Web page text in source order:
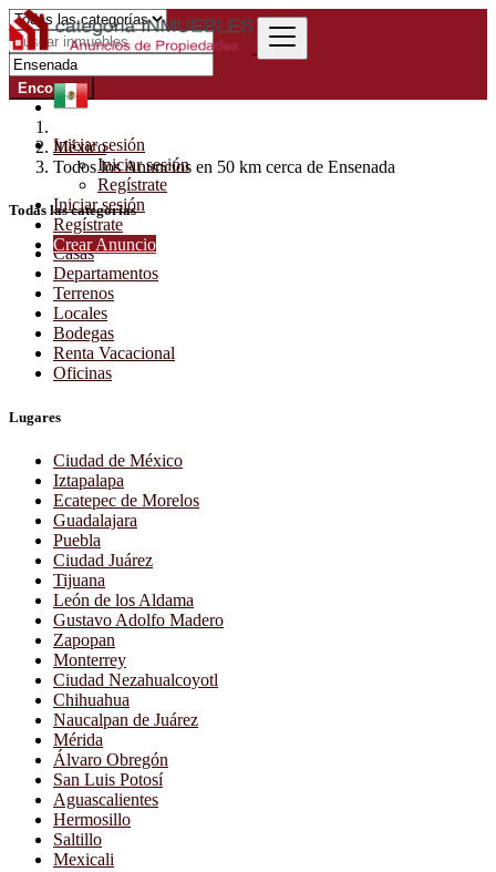
Iniciar sesión
Iniciar sesión
Regístrate
Iniciar sesión
Regístrate
Crear Anuncio
Encontrar
México
Todos los Anuncios en 50 km cerca de Ensenada
Todas las categorías
Casas
Departamentos
Terrenos
Locales
Bodegas
Renta Vacacional
Oficinas
Lugares
Ciudad de México
Iztapalapa
Ecatepec de Morelos
Guadalajara
Puebla
Ciudad Juárez
Tijuana
León de los Aldama
Gustavo Adolfo Madero
Zapopan
Monterrey
Ciudad Nezahualcoyotl
Chihuahua
Naucalpan de Juárez
Mérida
Álvaro Obregón
San Luis Potosí
Aguascalientes
Hermosillo
Saltillo
Mexicali